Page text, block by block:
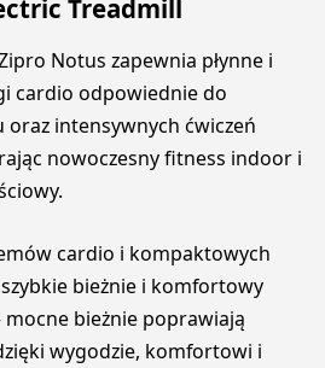
Treadmill
Notus zapewnia płynne i
cardio odpowiednie do
intensywnych ćwiczeń
nowoczesny fitness indoor i
cardio i kompaktowych
bieżnie i komfortowy
bieżnie poprawiają
wygodzie, komfortowi i